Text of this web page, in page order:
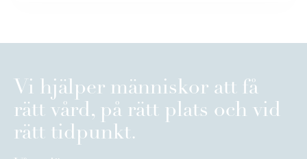
Vi hjälper människor att få
rätt vård, på rätt plats och vid
rätt tidpunkt.